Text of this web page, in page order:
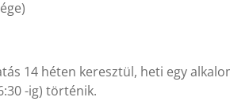
14 héten keresztül, heti egy
-ig) történik.